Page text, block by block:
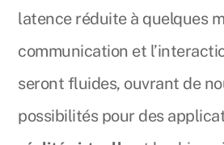
latence réduite à quelques
communication et
seront fluides, ouvrant de
possibilités pour des